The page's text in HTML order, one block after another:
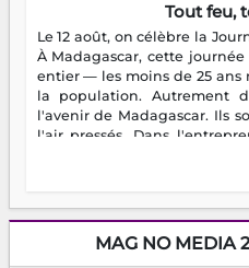
Tout feu,
Le 12 août, on célèbre la
À Madagascar, cette
entier — les moins de 25 ans
la population. Autrement
l'avenir de Madagascar. Ils
l'air pressés. Dans
plus nombreux à se
sans filet, souvent sans
dorment vraiment la nuit.
encore meilleures. Aina
Prix RFI Instrumental
MAG NO MEDIA